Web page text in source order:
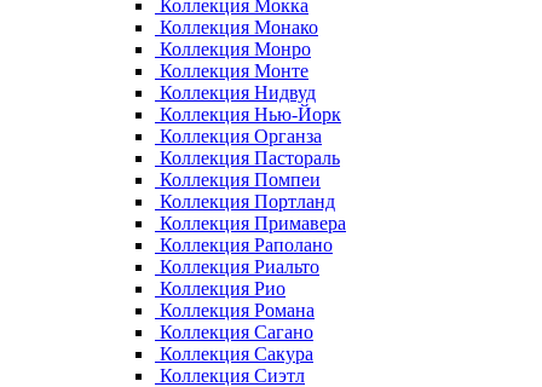
Коллекция Мокка
Коллекция Монако
Коллекция Монро
Коллекция Монте
Коллекция Нидвуд
Коллекция Нью-Йорк
Коллекция Органза
Коллекция Пастораль
Коллекция Помпеи
Коллекция Портланд
Коллекция Примавера
Коллекция Раполано
Коллекция Риальто
Коллекция Рио
Коллекция Романа
Коллекция Сагано
Коллекция Сакура
Коллекция Сиэтл